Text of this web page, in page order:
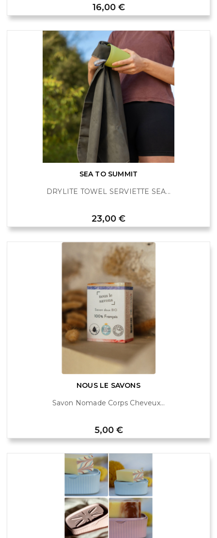
Prix
16,00 €
SEA TO SUMMIT
DRYLITE TOWEL SERVIETTE SEA...
Prix
23,00 €
NOUS LE SAVONS
Savon Nomade Corps Cheveux...
Prix
5,00 €